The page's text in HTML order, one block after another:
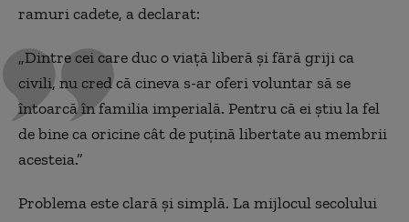
ramuri cadete, a declarat:
„Dintre cei care duc o viață liberă și fără griji ca
civili, nu cred că cineva s-ar oferi voluntar să se
întoarcă în familia imperială. Pentru că ei știu la fel
de bine ca oricine cât de puțină libertate au membrii
acesteia.”
Problema este clară și simplă. La mijlocul secolului